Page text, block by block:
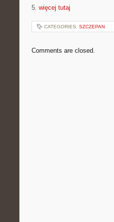
5. więcej tutaj
CATEGORIES: SZCZEPAN
Comments are closed.